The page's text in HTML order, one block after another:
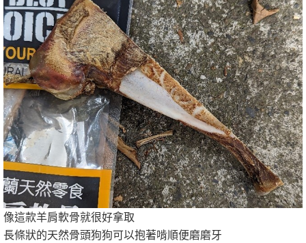
像這款羊肩軟骨就很好拿取
長條狀的天然骨頭狗狗可以抱著啃順便磨磨牙